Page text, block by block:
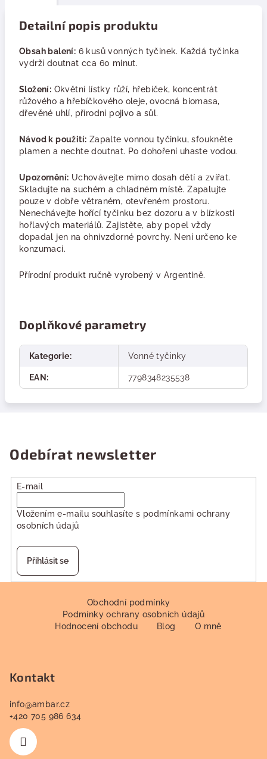
Detailní popis produktu
Obsah balení: 6 kusů vonných tyčinek. Každá tyčinka
vydrží doutnat cca 60 minut.
Složení: Okvětní lístky růží, hřebíček, koncentrát
růžového a hřebíčkového oleje, ovocná biomasa,
dřevěné uhlí, přírodní pojivo a sůl.
Návod k použití: Zapalte vonnou tyčinku, sfoukněte
plamen a nechte doutnat. Po dohoření uhaste vodou.
Upozornění: Uchovávejte mimo dosah dětí a zvířat.
Skladujte na suchém a chladném místě. Zapalujte
pouze v dobře větraném, otevřeném prostoru.
Nenechávejte hořící tyčinku bez dozoru a v blízkosti
hořlavých materiálů. Zajistěte, aby popel vždy
dopadal jen na ohnivzdorné povrchy. Není určeno ke
konzumaci.
Přírodní produkt ručně vyrobený v Argentině.
Doplňkové parametry
Kategorie: Vonné tyčinky
EAN : 7798348235538
Odebírat newsletter
E-mail
Vložením e-mailu souhlasíte s podmínkami ochrany
osobních údajů
Přihlásit se
Obchodní podmínky
Podmínky ochrany osobních údajů
Hodnocení obchodu
Blog O mně
Kontakt
info@ambar.cz
+420 705 986 634